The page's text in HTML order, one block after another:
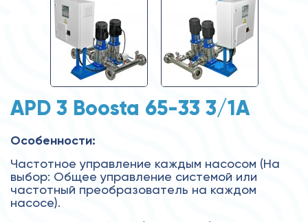
APD 3 Boosta 65-33 3/1А
Особенности:
Частотное управление каждым насосом (На
выбор: Общее управление системой или
частотный преобразователь на каждом
насосе).